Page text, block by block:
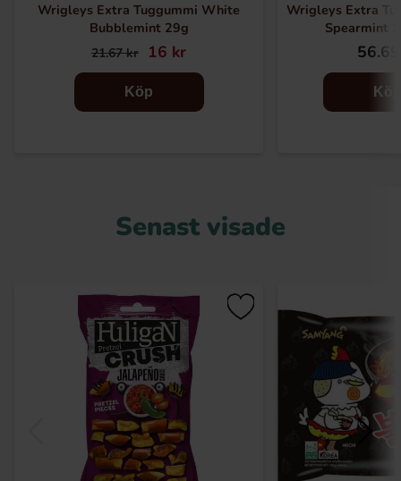
Wrigleys Extra Tuggummi White
Bubblemint 29g
21.67 kr 16 kr
Köp
Wrigleys Extra
Spearmint
Köp
Senast visade